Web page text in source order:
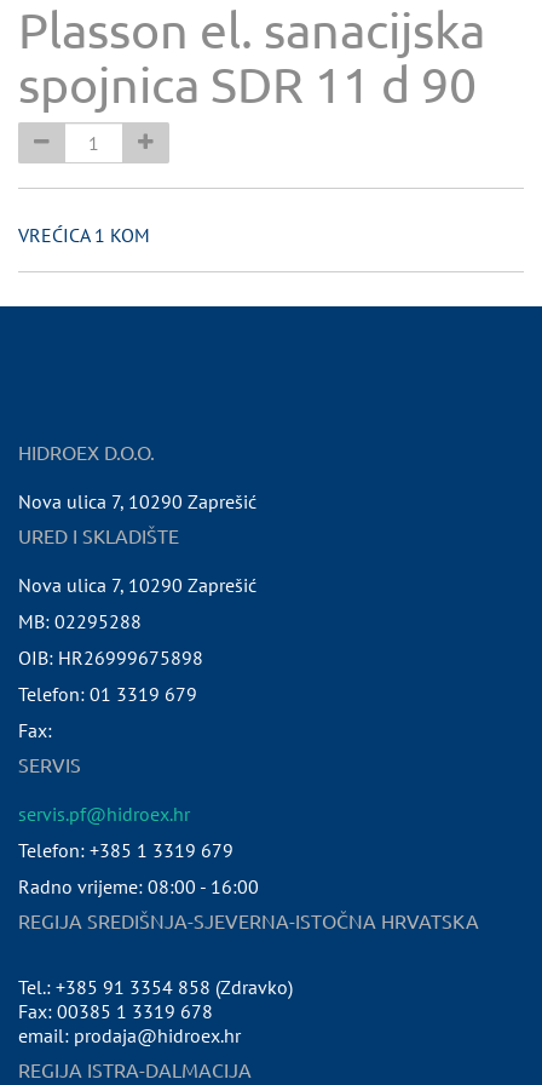
Plasson el. sanacijska
spojnica SDR 11 d 90
VREĆICA 1 KOM
HIDROEX D.O.O.
Nova ulica 7, 10290 Zaprešić
URED I SKLADIŠTE
Nova ulica 7, 10290 Zaprešić
MB: 02295288
OIB: HR26999675898
Telefon: 01 3319 679
Fax:
SERVIS
servis.pf@hidroex.hr
Telefon: +385 1 3319 679
Radno vrijeme: 08:00 - 16:00
REGIJA SREDIŠNJA-SJEVERNA-ISTOČNA HRVATSKA
Tel.: +385 91 3354 858 (Zdravko)
Fax: 00385 1 3319 678
email: prodaja@hidroex.hr
REGIJA ISTRA-DALMACIJA